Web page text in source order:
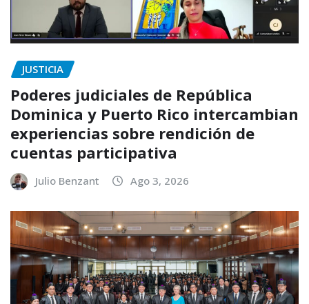
JUSTICIA
Poderes judiciales de República
Dominica y Puerto Rico intercambian
experiencias sobre rendición de
cuentas participativa
Julio Benzant Ago 3, 2026